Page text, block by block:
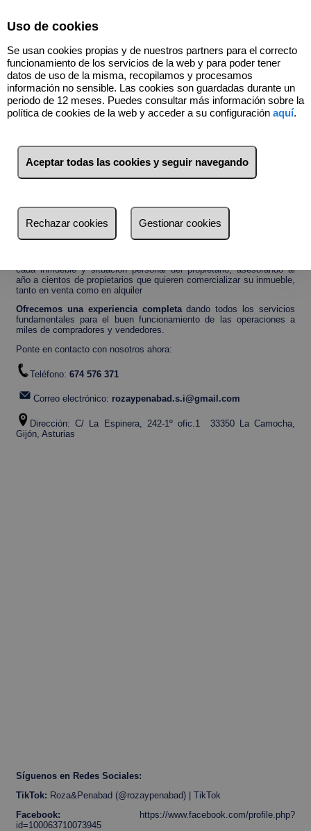
Contacto
cada inmueble y situación personal del propietario, asesorando al
año a cientos de propietarios que quieren comercializar su inmueble,
tanto en venta como en alquiler
Ofrecemos una experiencia completadando todos los servicios
fundamentales para el buen funcionamiento de las operaciones a
miles de compradores y vendedores.
Ponte en contacto con nosotros ahora:
Teléfono: 674 576 371
Correo electrónico: rozaypenabad.s.i@gmail.com
Dirección: C/ La Espinera, 242-1º ofic.1 33350 La Camocha,
Gijón, Asturias
Síguenos en Redes Sociales:
TikTok: Roza&Penabad (@rozaypenabad) | TikTok
Facebook: https://www.facebook.com/profile.php?
id=100063710073945
Uso de cookies
Se usan cookies propias y de nuestros partners para el correcto
funcionamiento de los servicios de la web y para poder tener
datos de uso de la misma, recopilamos y procesamos
información no sensible. Las cookies son guardadas durante un
periodo de 12 meses. Puedes consultar más información sobre la
política de cookies de la web y acceder a su configuración aquí.
Aceptar todas las cookies y seguir navegando
Rechazar cookies Gestionar cookies